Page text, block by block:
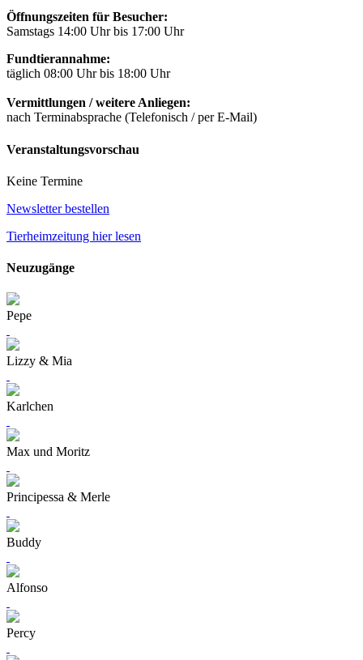
Öffnungszeiten für Besucher:
Samstags 14:00 Uhr bis 17:00 Uhr
Fundtierannahme:
täglich 08:00 Uhr bis 18:00 Uhr
Vermittlungen / weitere Anliegen:
nach Terminabsprache (Telefonisch / per E-Mail)
Veranstaltungsvorschau
Keine Termine
Newsletter bestellen
Tierheimzeitung hier lesen
Neuzugänge
Pepe
Lizzy & Mia
Karlchen
Max und Moritz
Principessa & Merle
Buddy
Alfonso
Percy